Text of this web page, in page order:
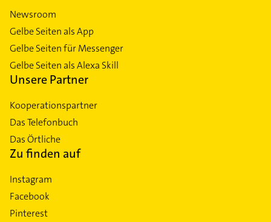
Newsroom
Gelbe Seiten als App
Gelbe Seiten für Messenger
Gelbe Seiten als Alexa Skill
Unsere Partner
Kooperationspartner
Das Telefonbuch
Das Örtliche
Zu finden auf
Instagram
Facebook
Pinterest